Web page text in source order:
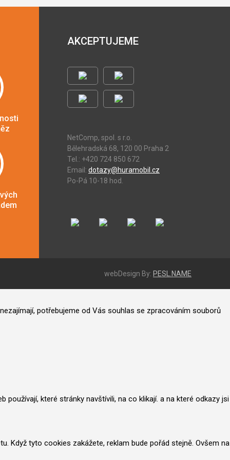
AKCEPTUJEME
NetComp, spol. s r.o.
Bělehradská 68, 120 00 Praha 2
Tel.: +420 724 850 672
Email: dotazy@huramobil.cz
Po-Pá 10-18 hod.
webDesign By: PESL.NAME
potřebujeme od Vás souhlas se zpracováním souborů
které stránky navštívili, na co klikají. a na které odkazy jsi
Když tyto cookies zakážete, reklam bude pořád stejně. Ovšem na